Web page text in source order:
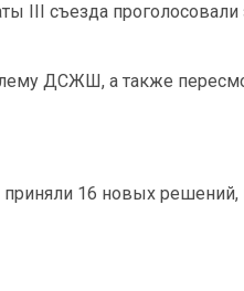
III съезда
ДСЖШ, а также
16 новых решений,